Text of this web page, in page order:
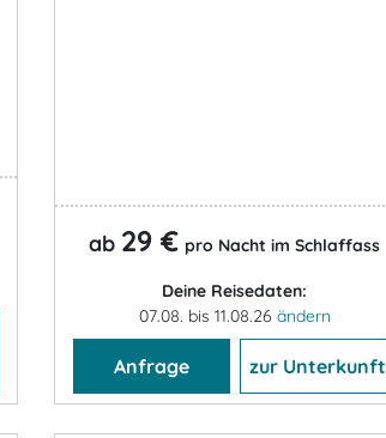
ab 29 € pro Nacht im Schlaffass
Deine Reisedaten:
07.08. bis 11.08.26 ändern
Anfrage zur Unterkunft